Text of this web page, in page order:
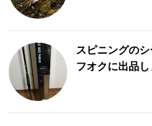
スピニングの
フオクに出品